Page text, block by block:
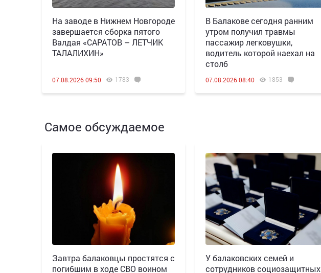
Н️а заводе в Нижнем Новгороде
завершается сборка пятого
Валдая «САРАТОВ – ЛЕТЧИК
ТАЛАЛИХИН»
07.08.2026 09:50 1783
В Балакове сегодня ранним
утром получил травмы
пассажир легковушки,
водитель которой наехал на
столб
07.08.2026 08:40 1853
Самое обсуждаемое
Завтра балаковцы простятся с
погибшим в ходе СВО воином
У балаковских семей и
сотрудников социозащитных